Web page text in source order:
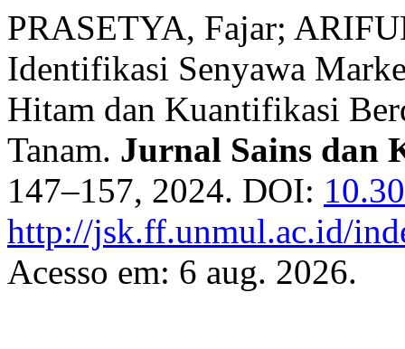
PRASETYA, Fajar;
Identifikasi Senyawa
Hitam dan Kuantifikasi
Tanam. Jurnal Sains dan
147–157, 2024. DOI:
http://jsk.ff.unmul.ac.id/
Acesso em: 6 aug. 2026.